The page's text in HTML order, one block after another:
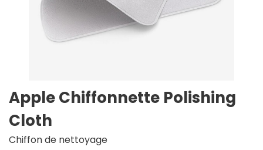
Apple Chiffonnette Polishing
Cloth
Chiffon de nettoyage